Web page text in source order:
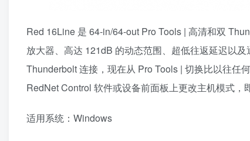
Red 16Line 是 64-in/64-out Pro Tools | 高清和双
放大器、高达 121dB 的动态范围、超低往返延迟以
Thunderbolt 连接，现在从 Pro Tools | 切换比以往任
RedNet Control 软件或设备前面板上更改主机模式，
适用系统：Windows